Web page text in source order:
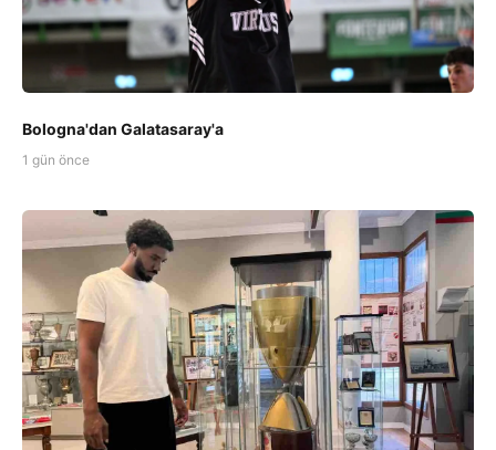
Bologna'dan Galatasaray'a
1 gün önce